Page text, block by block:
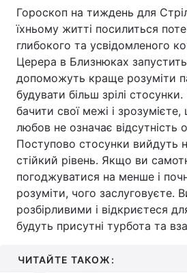
Гороскоп на тиждень для
їхньому житті посилиться
глибокого та усвідомленого
Церера в Близнюках
допоможуть краще розуміти
будувати більш зрілі
бачити свої межі і
любов не означає відсутність
Поступово стосунки вийдуть
стійкий рівень. Якщо ви
погоджуватися на менше і
розуміти, чого заслуговуєте.
розбірливими і відкриєтеся
будуть присутні турбота та
ЧИТАЙТЕ ТАКОЖ: